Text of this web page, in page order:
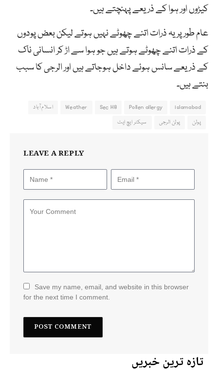
کیڑوں اور ہوا کے ذریعے پہنچتے ہیں۔
عام طور پر یہ ذرات اتنے چھوٹے نہیں ہوتے لیکن بعض پودوں
کے ذرات اتنے چھوٹے ہوتے ہیں جو ہوا سے اڑ کر انسانی ناک
کے ذریعے سانس ہوئے داخل ہوجاتے ہیں اور الرجی کا سبب
بنتے ہیں۔
islamabad
Pollen allergy
Sec H8
Weather
اسلام آباد
پولن
پولن الرجی سیکٹر ایچ ایٹ
LEAVE A REPLY
Save my name, email, and website in this browser
for the next time I comment.
تازہ ترین خبریں